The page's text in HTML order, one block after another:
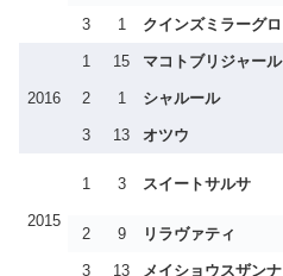
3 1 クインズミラーグロ
2016
1 15 マコトブリジャール
2 1 シャルール
3 13 オツウ
2015
1 3 スイートサルサ
2
9 リラヴァティ
3 13 メイショウスザンナ